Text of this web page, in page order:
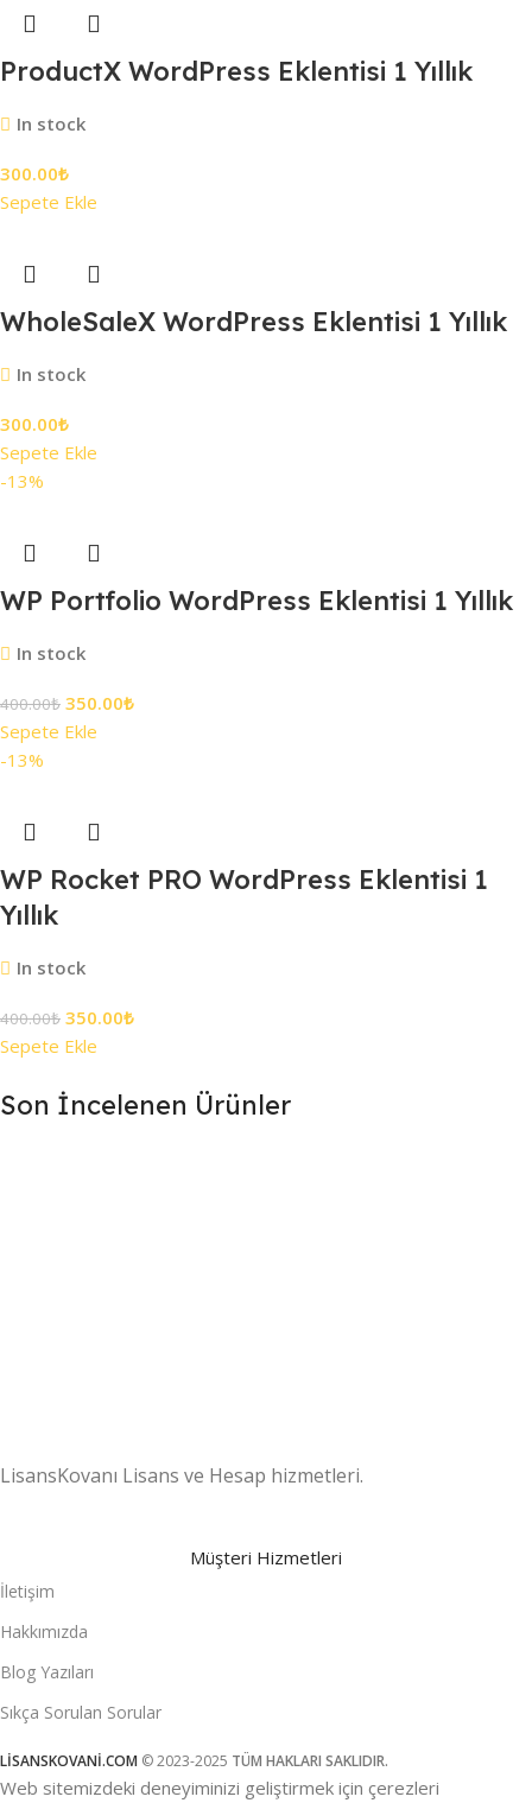
ProductX WordPress Eklentisi 1 Yıllık
In stock
300.00₺
Sepete Ekle
WholeSaleX WordPress Eklentisi 1 Yıllık
In stock
300.00₺
Sepete Ekle
-13%
WP Portfolio WordPress Eklentisi 1 Yıllık
In stock
400.00₺ 350.00₺
Sepete Ekle
-13%
WP Rocket PRO WordPress Eklentisi 1
Yıllık
In stock
400.00₺ 350.00₺
Sepete Ekle
Son İncelenen Ürünler
LisansKovanı Lisans ve Hesap hizmetleri.
Müşteri Hizmetleri
İletişim
Hakkımızda
Blog Yazıları
Sıkça Sorulan Sorular
LİSANSKOVANİ.COM © 2023-2025 TÜM HAKLARI SAKLIDIR.
Web sitemizdeki deneyiminizi geliştirmek için çerezleri